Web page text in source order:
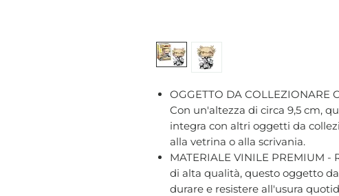
OGGETTO DA COLLEZIONARE
Con un'altezza di circa 9,5 cm,
integra con altri oggetti da
alla vetrina o alla scrivania.
MATERIALE VINILE PREMIUM
di alta qualità, questo oggetto
durare e resistere all'usura